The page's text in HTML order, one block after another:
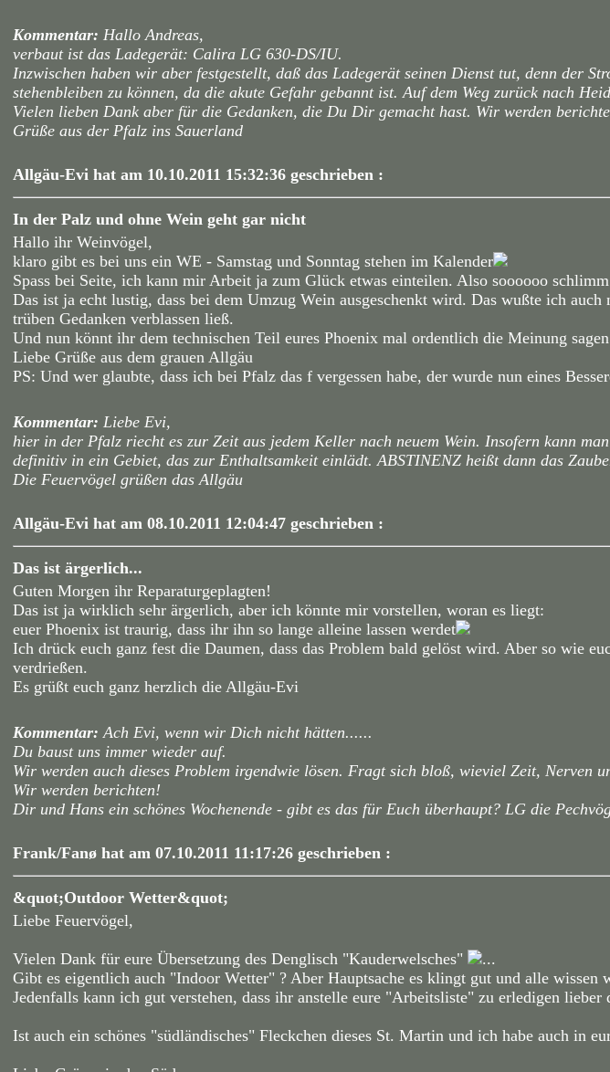
Kommentar: Hallo Andreas,
verbaut ist das Ladegerät: Calira LG 630-DS/IU.
Inzwischen haben wir aber festgestellt, daß das Ladegerät seinen Dienst tut, denn der
stehenbleiben zu können, da die akute Gefahr gebannt ist. Auf dem Weg zurück nach
Vielen lieben Dank aber für die Gedanken, die Du Dir gemacht hast. Wir werden
Grüße aus der Pfalz ins Sauerland
Allgäu-Evi hat am 10.10.2011 15:32:36 geschrieben :
In der Palz und ohne Wein geht gar nicht
Hallo ihr Weinvögel,
klaro gibt es bei uns ein WE - Samstag und Sonntag stehen im Kalender
Spass bei Seite, ich kann mir Arbeit ja zum Glück etwas einteilen. Also soooooo
Das ist ja echt lustig, dass bei dem Umzug Wein ausgeschenkt wird. Das wußte ich
trüben Gedanken verblassen ließ.
Und nun könnt ihr dem technischen Teil eures Phoenix mal ordentlich die Meinung
Liebe Grüße aus dem grauen Allgäu
PS: Und wer glaubte, dass ich bei Pfalz das f vergessen habe, der wurde nun eines
Kommentar: Liebe Evi,
hier in der Pfalz riecht es zur Zeit aus jedem Keller nach neuem Wein. Insofern kann
definitiv in ein Gebiet, das zur Enthaltsamkeit einlädt. ABSTINENZ heißt dann das
Die Feuervögel grüßen das Allgäu
Allgäu-Evi hat am 08.10.2011 12:04:47 geschrieben :
Das ist ärgerlich...
Guten Morgen ihr Reparaturgeplagten!
Das ist ja wirklich sehr ärgerlich, aber ich könnte mir vorstellen, woran es liegt:
euer Phoenix ist traurig, dass ihr ihn so lange alleine lassen werdet
Ich drück euch ganz fest die Daumen, dass das Problem bald gelöst wird. Aber so wie
verdrießen.
Es grüßt euch ganz herzlich die Allgäu-Evi
Kommentar: Ach Evi, wenn wir Dich nicht hätten......
Du baust uns immer wieder auf.
Wir werden auch dieses Problem irgendwie lösen. Fragt sich bloß, wieviel Zeit, Nerven
Wir werden berichten!
Dir und Hans ein schönes Wochenende - gibt es das für Euch überhaupt? LG die
Frank/Fanø hat am 07.10.2011 11:17:26 geschrieben :
&quot;Outdoor Wetter&quot;
Liebe Feuervögel,
Vielen Dank für eure Übersetzung des Denglisch "Kauderwelsches"
...
Gibt es eigentlich auch "Indoor Wetter" ? Aber Hauptsache es klingt gut und alle wissen
Jedenfalls kann ich gut verstehen, dass ihr anstelle eure "Arbeitsliste" zu erledigen
Ist auch ein schönes "südländisches" Fleckchen dieses St. Martin und ich habe auch in